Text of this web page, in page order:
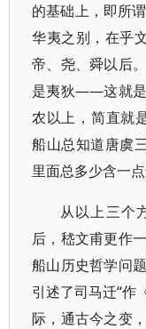
的基础上，即所
华夷之别，在乎
帝、尧、舜以后
是夷狄——这就
农以上，简直就
船山总知道唐虞
里面总多少含一
从以上三个
后，嵇文甫更作
船山历史哲学问
引述了司马迁“作
际，通古今之变